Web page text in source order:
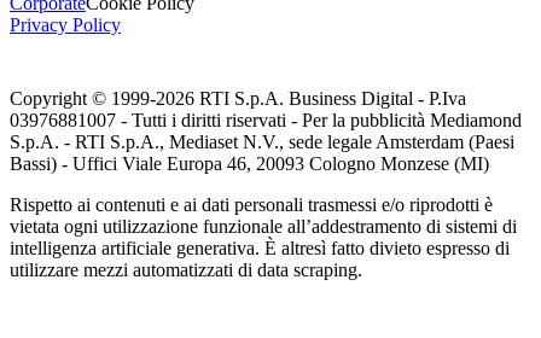
Privacy Policy
Copyright © 1999-2026 RTI S.p.A. Business Digital - P.Iva
03976881007 - Tutti i diritti riservati - Per la pubblicità Mediamond
S.p.A. - RTI S.p.A., Mediaset N.V., sede legale Amsterdam (Paesi
Bassi) - Uffici Viale Europa 46, 20093 Cologno Monzese (MI)
Rispetto ai contenuti e ai dati personali trasmessi e/o riprodotti è
vietata ogni utilizzazione funzionale all’addestramento di sistemi di
intelligenza artificiale generativa. È altresì fatto divieto espresso di
utilizzare mezzi automatizzati di data scraping.